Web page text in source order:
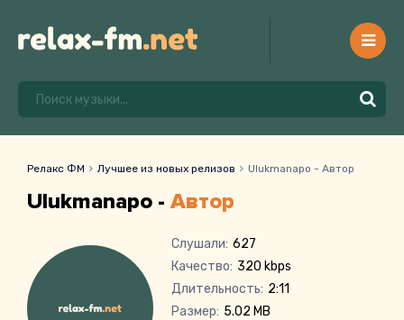
Релакс ФМ Лучшее из новых релизов Ulukmanapo - Автор
Ulukmanapo - Автор
Слушали: 627
Качество: 320 kbps
Длительность: 2:11
Размер: 5.02 MB